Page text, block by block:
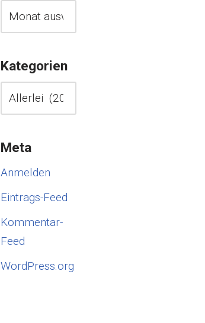
Kategorien
Meta
Anmelden
Eintrags-Feed
Kommentar-
Feed
WordPress.org